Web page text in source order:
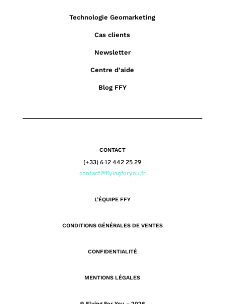
Technologie Geomarketing
Cas clients
Newsletter
Centre d’aide
Blog FFY
CONTACT
(+33) 6 12 442 25 29
contact@flyingforyou.fr
L’ÉQUIPE FFY
CONDITIONS GÉNÉRALES DE VENTES
CONFIDENTIALITÉ
MENTIONS LÉGALES